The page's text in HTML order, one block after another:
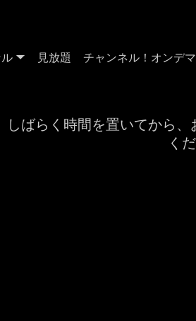
見放題 チャンネル！オンデ
しばらく時間を置いてから
く